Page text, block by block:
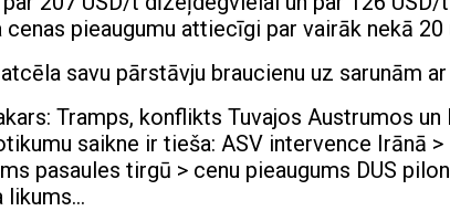
pieaugumu attiecīgi par vairāk nekā 20
savu pārstāvju braucienu uz sarunām ar
Tramps, konflikts Tuvajos Austrumos
saikne ir tieša: ASV intervence Irānā
pasaules tirgū > cenu pieaugums DUS
likums…